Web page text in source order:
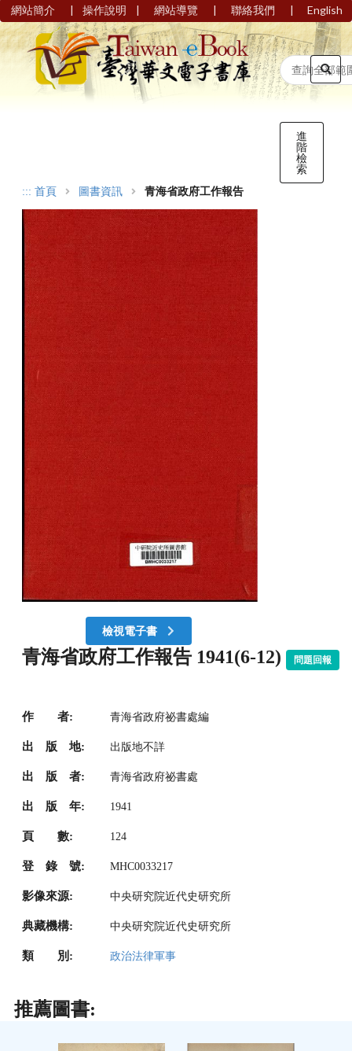
網站簡介 | 操作說明 | 網站導覽 | 聯絡我們 | English
進
階
檢
索
::: 首頁 圖書資訊 青海省政府工作報告
檢視電子書
青海省政府工作報告 1941(6-12) 問題回報
作 者: 青海省政府祕書處編
出 版 地: 出版地不詳
出 版 者: 青海省政府祕書處
出 版 年: 1941
頁 數: 124
登 錄 號: MHC0033217
影像來源: 中央研究院近代史研究所
典藏機構: 中央研究院近代史研究所
類 別: 政治法律軍事
推薦圖書: